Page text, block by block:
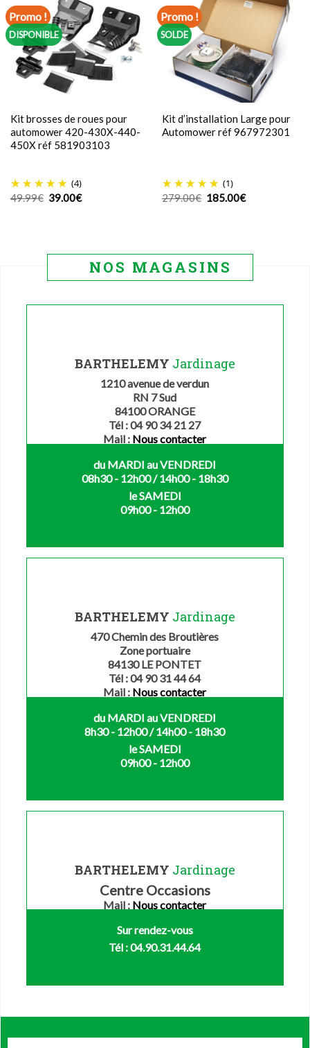
Promo !
DISPONIBLE
Kit brosses de roues pour
automower 420-430X-440-
450X réf 581903103
(4)
49.99€ Le
prix
39.00€Le
prix
Promo !
SOLDE
Kit d’installation Large pour
Automower réf 967972301
(1)
279.00€ Le
prix
185.00€Le
prix
NOS MAGASINS
BARTHELEMY Jardinage
1210 avenue de verdun
RN 7 Sud
84100 ORANGE
Tél : 04 90 34 21 27
Mail : Nous contacter
du MARDI au VENDREDI
08h30 - 12h00 / 14h00 - 18h30
le SAMEDI
09h00 - 12h00
BARTHELEMY Jardinage
470 Chemin des Broutières
Zone portuaire
84130 LE PONTET
Tél : 04 90 31 44 64
Mail : Nous contacter
du MARDI au VENDREDI
8h30 - 12h00 / 14h00 - 18h30
le SAMEDI
09h00 - 12h00
BARTHELEMY Jardinage
Centre Occasions
Mail : Nous contacter
Sur rendez-vous
Tél : 04.90.31.44.64